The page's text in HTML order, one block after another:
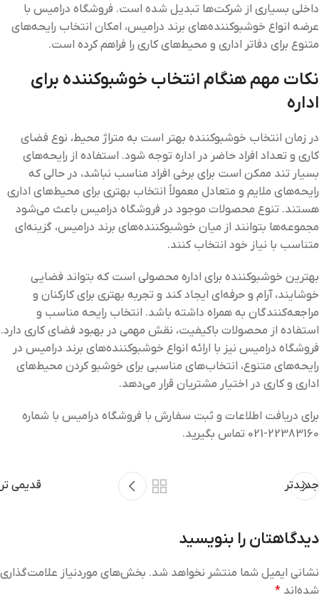
داخلی بسیاری از شرکت‌ها تبدیل شده است. فروشگاه درامیس با
عرضه انواع خوشبوکننده‌های برند درامیس، امکان انتخاب رایحه‌های
متنوع برای دفاتر اداری و محیط‌های کاری را فراهم کرده است.
نکات مهم هنگام انتخاب خوشبوکننده برای
اداره
در زمان انتخاب خوشبوکننده بهتر است به متراژ محیط، نوع فضای
کاری و تعداد افراد حاضر در اداره توجه شود. استفاده از رایحه‌های
بسیار تند ممکن است برای برخی افراد مناسب نباشد، در حالی که
رایحه‌های ملایم و متعادل معمولاً انتخاب بهتری برای محیط‌های اداری
هستند. تنوع محصولات موجود در فروشگاه درامیس باعث می‌شود
مجموعه‌ها بتوانند از میان خوشبوکننده‌های برند درامیس، گزینه‌ای
متناسب با نیاز خود انتخاب کنند.
بهترین خوشبوکننده برای اداره محصولی است که بتواند فضایی
خوشایند، آرام و حرفه‌ای ایجاد کند و تجربه بهتری برای کارکنان و
مراجعه‌کنندگان به همراه داشته باشد. انتخاب رایحه مناسب و
استفاده از محصولات باکیفیت، نقش مهمی در بهبود فضای کاری دارد.
فروشگاه درامیس نیز با ارائه انواع خوشبوکننده‌های برند درامیس در
رایحه‌های متنوع، انتخاب‌های مناسبی برای خوشبو کردن محیط‌های
اداری و کاری در اختیار مشتریان قرار می‌دهد.
برای دریافت اطلاعات و ثبت سفارش با فروشگاه درامیس با شماره
22383160-021 تماس بگیرید.
جدیدتر قدیمی تر
دیدگاهتان را بنویسید
نشانی ایمیل شما منتشر نخواهد شد. بخش‌های موردنیاز علامت‌گذاری
شده‌اند *